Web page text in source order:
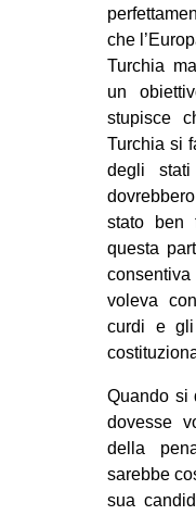
che
Turchia
un
stupisce
Turchia si
degli
stato ben
questa
voleva
curdi e gli
Quando si
dovesse
della
sarebbe
sua